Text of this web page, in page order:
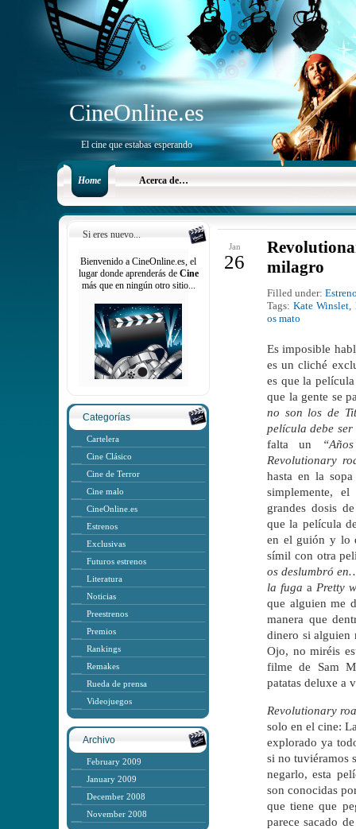
CineOnline.es
El cine que estabas esperando
Home Acerca de…
Si eres nuevo...
Bienvenido a CineOnline.es, el
lugar donde aprenderás de Cine
más que en ningún otro sitio...
Categorías
Cartelera
Cine Clásico
Cine de Terror
Cine malo
CineOnline.es
Estrenos
Exclusivas
Futuros estrenos
Literatura
Noticias
Preestrenos
Premios
Rankings
Remakes
Rueda de prensa
Videojuegos
Archivo
February 2009
January 2009
December 2008
November 2008
Jan
26
milagro
Filled under:
Tags:Kate Winslet,
os mato
Es imposible
es un cliché
es que la
que la gente se
no son los de
película debe
falta un
Revolutionary
hasta en la
simplemente,
grandes dosis
que la película
en el guión y lo
símil con otra
os deslumbró
la fuga a Pretty
que alguien me
manera que
dinero si alguien
Ojo, no miréis
filme de Sam
patatas deluxe a
Revolutionary
solo en el cine:
explorado ya
si no tuviéramos
negarlo, esta
son conocidas
que tiene que
parece sacado